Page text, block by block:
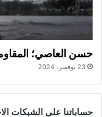
حسن العاصي؛
23 نوفمبر، 2024
حساباتنا على الشبكات